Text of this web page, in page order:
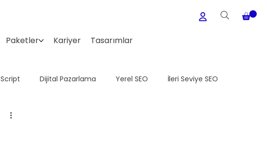
Paketler Kariyer Tasarımlar
Dijital Pazarlama Yerel SEO İleri Seviye SEO